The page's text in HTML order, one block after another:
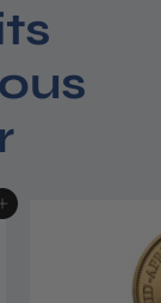
Ajouter au panier